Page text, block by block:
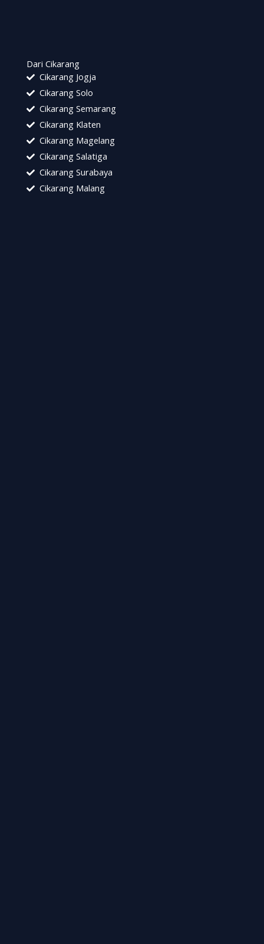
Dari Cikarang
Cikarang Jogja
Cikarang Solo
Cikarang Semarang
Cikarang Klaten
Cikarang Magelang
Cikarang Salatiga
Cikarang Surabaya
Cikarang Malang